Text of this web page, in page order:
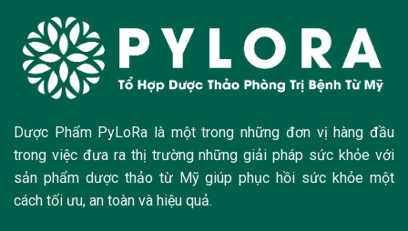
Dược Phẩm PyLoRa là một trong những đơn vị hàng đầu
trong việc đưa ra thị trường những giải pháp sức khỏe với
sản phẩm dược thảo từ Mỹ giúp phục hồi sức khỏe một
cách tối ưu, an toàn và hiệu quả.